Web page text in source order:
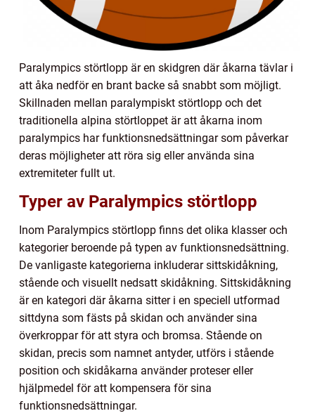
Paralympics störtlopp är en skidgren där åkarna tävlar i
att åka nedför en brant backe så snabbt som möjligt.
Skillnaden mellan paralympiskt störtlopp och det
traditionella alpina störtloppet är att åkarna inom
paralympics har funktionsnedsättningar som påverkar
deras möjligheter att röra sig eller använda sina
extremiteter fullt ut.
Typer av Paralympics störtlopp
Inom Paralympics störtlopp finns det olika klasser och
kategorier beroende på typen av funktionsnedsättning.
De vanligaste kategorierna inkluderar sittskidåkning,
stående och visuellt nedsatt skidåkning. Sittskidåkning
är en kategori där åkarna sitter i en speciell utformad
sittdyna som fästs på skidan och använder sina
överkroppar för att styra och bromsa. Stående on
skidan, precis som namnet antyder, utförs i stående
position och skidåkarna använder proteser eller
hjälpmedel för att kompensera för sina
funktionsnedsättningar.